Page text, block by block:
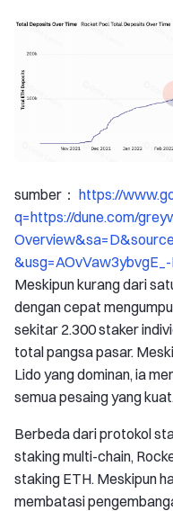
sumber： https://
q=https://dune.com/
Meskipun kurang dari
dengan cepat
sekitar 2.300 staker
total pangsa pasar.
Lido yang dominan, ia
semua pesaing yang kuat.
Berbeda dari protokol
staking multi-chain,
staking ETH. Meskipun
membatasi